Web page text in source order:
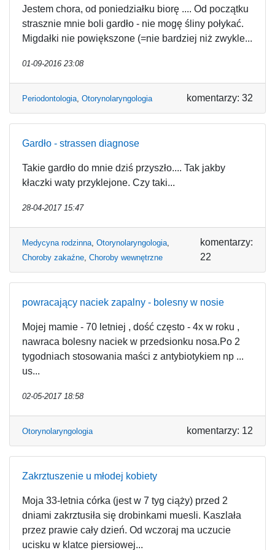
Jestem chora, od poniedziałku biorę .... Od początku
strasznie mnie boli gardło - nie mogę śliny połykać.
Migdałki nie powiększone (=nie bardziej niż zwykle...
01-09-2016 23:08
Periodontologia, Otorynolaryngologia komentarzy: 32
Gardło - strassen diagnose
Takie gardło do mnie dziś przyszło.... Tak jakby
kłaczki waty przyklejone. Czy taki...
28-04-2017 15:47
Medycyna rodzinna, Otorynolaryngologia,
Choroby zakaźne, Choroby wewnętrzne
komentarzy:
22
powracający naciek zapalny - bolesny w nosie
Mojej mamie - 70 letniej , dość często - 4x w roku ,
nawraca bolesny naciek w przedsionku nosa.Po 2
tygodniach stosowania maści z antybiotykiem np ...
us...
02-05-2017 18:58
Otorynolaryngologia komentarzy: 12
Zakrztuszenie u młodej kobiety
Moja 33-letnia córka (jest w 7 tyg ciąży) przed 2
dniami zakrztusiła się drobinkami muesli. Kaszlała
przez prawie cały dzień. Od wczoraj ma uczucie
ucisku w klatce piersiowej...